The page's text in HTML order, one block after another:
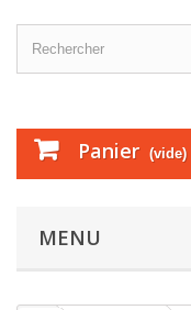
Panier (vide)
MENU